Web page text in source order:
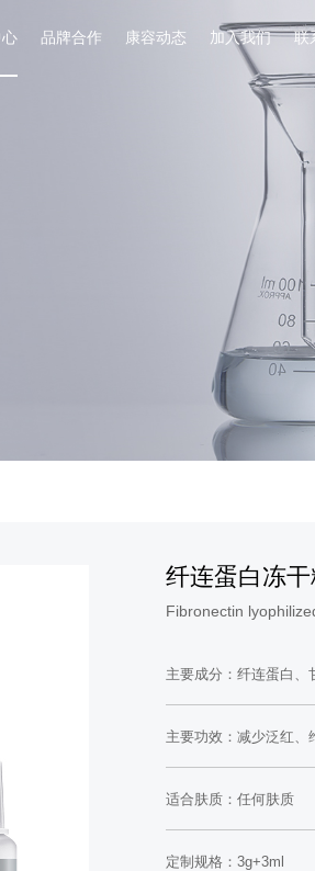
品牌合作 康容动态 加入我们 联
纤连蛋白冻
Fibronectin
主要成分：纤连蛋白、
主要功效：减少泛红、
适合肤质：任何肤质
定制规格：3g+3ml